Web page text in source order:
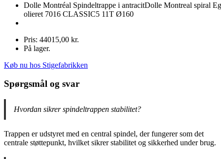
Dolle Montréal Spindeltrappe i antracitDolle Montreal spiral
olieret 7016 CLASSIC5 11T Ø160
Pris: 44015,00 kr.
På lager.
Køb nu hos Stigefabrikken
Spørgsmål og svar
Hvordan sikrer spindeltrappen stabilitet?
Trappen er udstyret med en central spindel, der fungerer som det
centrale støttepunkt, hvilket sikrer stabilitet og sikkerhed under brug.